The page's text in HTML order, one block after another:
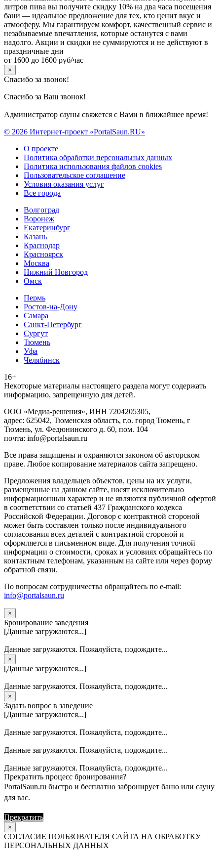
литров пива вы получите скидку 10% на два часа посещения
бани — идеальное предложение для тех, кто ценит вкус и
атмосферу. Мы гарантируем комфорт, качественный сервис и
незабываемые впечатления, которые останутся с вами
надолго. Акции и скидки не суммируются и не действуют в
праздничные дни
от 1600 до 1600 руб/час
×
Спасибо за звонок!
Спасибо за Ваш звонок!
Администратор сауны свяжется с Вами в ближайшее время!
© 2026 Интернет-проект «PortalSaun.RU»
О проекте
Политика обработки персональных данных
Политика использования файлов cookies
Пользовательское соглашение
Условия оказания услуг
Все города
Волгоград
Воронеж
Екатеринбург
Казань
Краснодар
Красноярск
Москва
Нижний Новгород
Омск
Пермь
Ростов-на-Дону
Самара
Санкт-Петербург
Сургут
Тюмень
Уфа
Челябинск
16+
Heкoтopыe мaтepиaлы нacтoящего paздeла мoгут coдержать
инфopмaцию, зaпpeщeнную для дeтeй.
ООО «Медиа-решения», ИНН 7204205305,
адрес: 625042, Тюменская область, г.о. город Тюмень, г
Тюмень, ул. Федюнинского д. 60, пом. 104
почта: info@portalsaun.ru
Вce прaвa зaщищeны и oxpaняютcя зaкoнoм oб aвтopcкoм
прaве. Любoe кoпиpoвaниe мaтepиaлов caйтa зaпpeщeнo.
Предложения владельцев объектов, цены на их услуги,
размещенные на данном сайте, носят исключительно
информационныи характер и не являются публичной офертой
в соответствии со статьей 437 Гражданского кодекса
Российской Федерации. Договор с контрактной стороной
может быть составлен только после индивидуального
согласования всех деталей с контрактной стороной и
оформляется в письменном виде. Для получения точной
информации о стоимости, сроках и условиях обращайтесь по
контактным телефонам, указанным на сайте или через форму
обратной связи.
По вопросам сотрудничества обращайтесь по e-mail:
info@portalsaun.ru
×
Бронирование заведения
[Данные загружаются...]
Данные загружаются. Пожалуйста, подождите...
×
[Данные загружаются...]
Данные загружаются. Пожалуйста, подождите...
×
Задать вопрос в заведение
[Данные загружаются...]
Данные загружаются. Пожалуйста, подождите...
Данные загружаются. Пожалуйста, подождите...
Данные загружаются. Пожалуйста, подождите...
Прекратить процесс бронирования?
PortalSaun.ru быстро и бесплатно забронирует баню или сауну
для вас.
Прекратить
×
СОГЛАСИЕ ПОЛЬЗОВАТЕЛЯ САЙТА НА ОБРАБОТКУ
ПЕРСОНАЛЬНЫХ ДАННЫХ